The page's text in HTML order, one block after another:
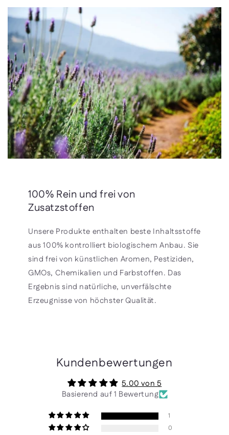
100% Rein und frei von
Zusatzstoffen
Unsere Produkte enthalten beste Inhaltsstoffe
aus 100% kontrolliert biologischem Anbau. Sie
sind frei von künstlichen Aromen, Pestiziden,
GMOs, Chemikalien und Farbstoffen. Das
Ergebnis sind natürliche, unverfälschte
Erzeugnisse von höchster Qualität.
Kundenbewertungen
5.00 von 5
Basierend auf 1 Bewertung
1
0